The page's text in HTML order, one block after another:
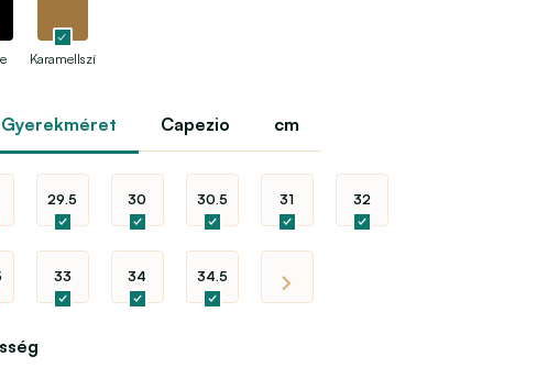
Karamellszínű
Gyerekméret Capezio cm
29.5 30 30.5 31 32
33 34 34.5